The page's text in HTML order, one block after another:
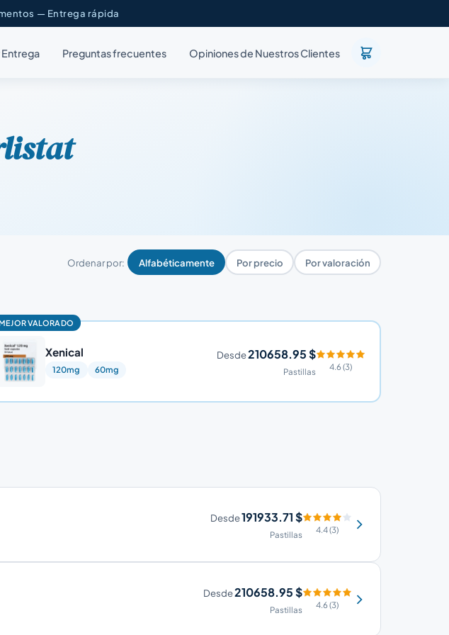
— Entrega rápida
Entrega Preguntas frecuentes Opiniones de Nuestros Clientes
Ordenar por: Alfabéticamente Por precio Por valoración
VALORADO
Xenical
120mg 60mg
Desde210658.95 $
Pastillas 4.6 (3)
Desde191933.71 $
Pastillas 4.4 (3)
Desde210658.95 $
Pastillas 4.6 (3)